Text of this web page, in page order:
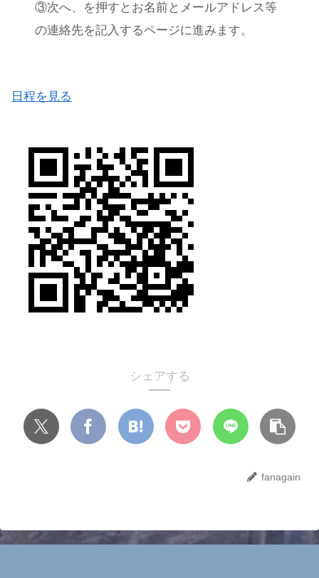
③次へ、を押すとお名前とメールアドレス等
の連絡先を記入するページに進みます。
日程を見る
シェアする
fanagain